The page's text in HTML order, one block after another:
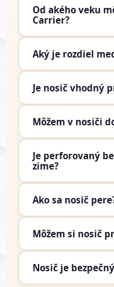
Od akého veku
Carrier?
Aký je rozdiel
Je nosič vhodný
Môžem v nosiči
Je perforovaný
zime?
Ako sa nosič
Môžem si nosič
Nosič je